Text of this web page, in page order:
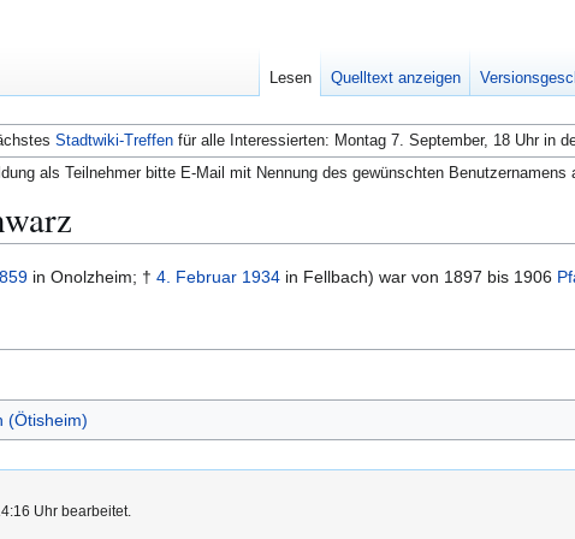
Stadtwiki-Treffen für alle Interessierten: Montag 7. September, 18 Uhr in
als Teilnehmer bitte E-Mail mit Nennung des gewünschten Benutzernamens
in Onolzheim; † 4. Februar 1934 in Fellbach) war von 1897 bis 1906
(Ötisheim)
Lesen Quelltext anzeigen
Uhr bearbeitet.